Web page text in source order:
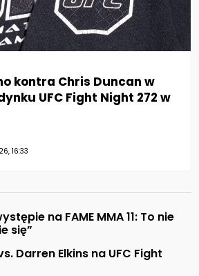
kontra Chris Duncan w
UFC Fight Night 272 w
16:33
na FAME MMA 11: To nie
się”
Darren Elkins na UFC Fight